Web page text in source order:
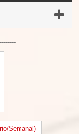
----
Semanal)